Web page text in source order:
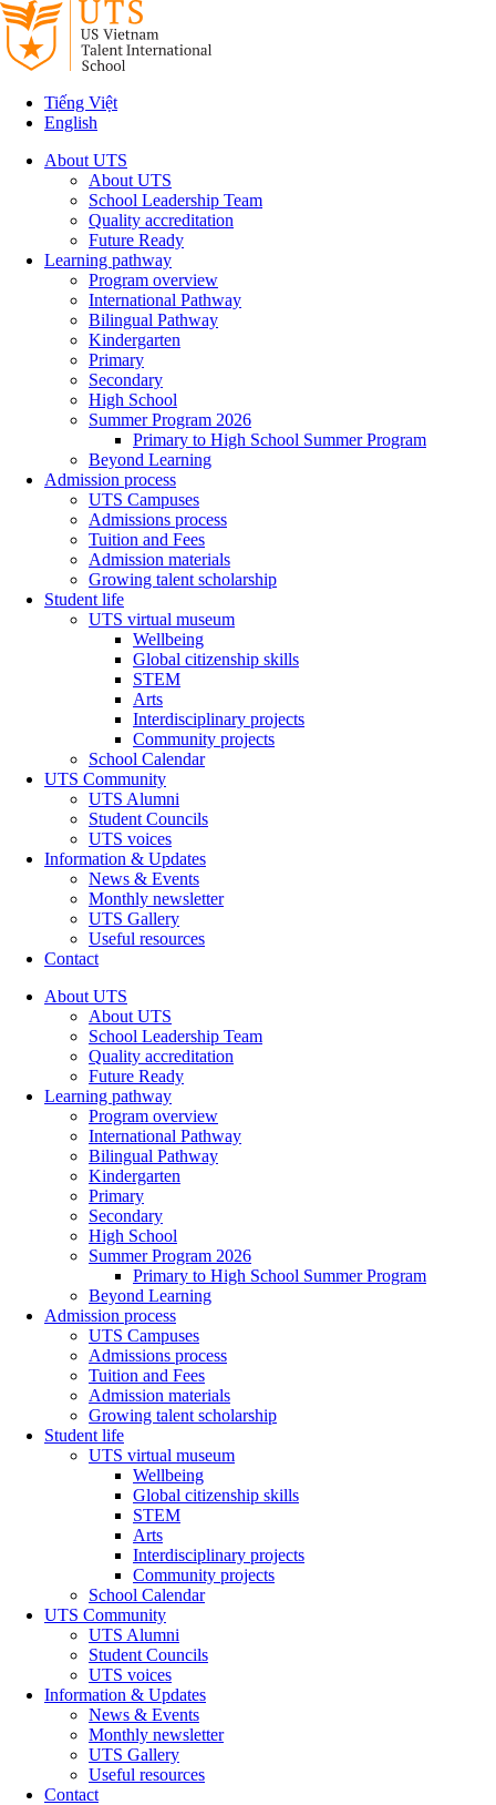
Tiếng Việt
English
About UTS
About UTS
School Leadership Team
Quality accreditation
Future Ready
Learning pathway
Program overview
International Pathway
Bilingual Pathway
Kindergarten
Primary
Secondary
High School
Summer Program 2026
Primary to High School Summer Program
Beyond Learning
Admission process
UTS Campuses
Admissions process
Tuition and Fees
Admission materials
Growing talent scholarship
Student life
UTS virtual museum
Wellbeing
Global citizenship skills
STEM
Arts
Interdisciplinary projects
Community projects
School Calendar
UTS Community
UTS Alumni
Student Councils
UTS voices
Information & Updates
News & Events
Monthly newsletter
UTS Gallery
Useful resources
Contact
About UTS
About UTS
School Leadership Team
Quality accreditation
Future Ready
Learning pathway
Program overview
International Pathway
Bilingual Pathway
Kindergarten
Primary
Secondary
High School
Summer Program 2026
Primary to High School Summer Program
Beyond Learning
Admission process
UTS Campuses
Admissions process
Tuition and Fees
Admission materials
Growing talent scholarship
Student life
UTS virtual museum
Wellbeing
Global citizenship skills
STEM
Arts
Interdisciplinary projects
Community projects
School Calendar
UTS Community
UTS Alumni
Student Councils
UTS voices
Information & Updates
News & Events
Monthly newsletter
UTS Gallery
Useful resources
Contact